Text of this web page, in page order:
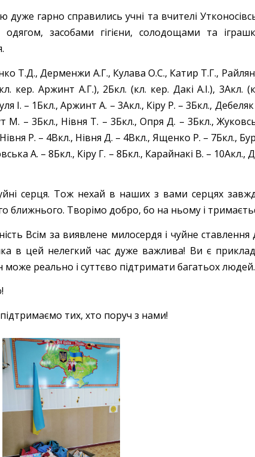
гарно справились учні та вчителі
одягом, засобами гігієни, солодощами та
Т.Д., Дерменжи А.Г., Кулава О.С., Катир Т.Г.,
кер. Аржинт А.Г.), 2Бкл. (кл. кер. Дакі А.І.), 3Акл.
І. – 1Бкл., Аржинт А. – 3Акл., Кіру Р. – 3Бкл.,
М. – 3Бкл., Нівня Т. – 3Бкл., Опря Д. – 3Бкл.,
Р. – 4Вкл., Нівня Д. – 4Вкл., Ященко Р. – 7Бкл.,
А. – 8Бкл., Кіру Г. – 8Бкл., Карайнакі В. – 10Акл.,
серця. Тож нехай в наших з вами серцях
ближнього. Творімо добро, бо на ньому і
Всім за виявлене милосердя і чуйне
в цей нелегкий час дуже важлива! Ви є
реально і суттєво підтримати багатьох людей.
тих, хто поруч з нами!